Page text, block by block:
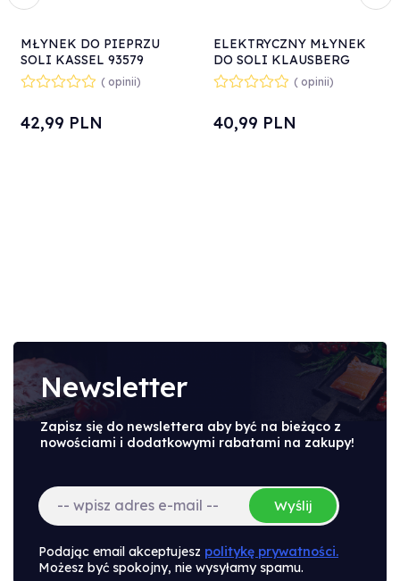
MŁYNEK DO PIEPRZU
SOLI KASSEL 93579
( opinii)
42,99 PLN
ELEKTRYCZNY MŁYNEK
DO SOLI KLAUSBERG
KB-7435
( opinii)
40,99 PLN
Newsletter
Zapisz się do newslettera aby być na bieżąco z
nowościami i dodatkowymi rabatami na zakupy!
Wyślij
Podając email akceptujesz politykę prywatności.
Możesz być spokojny, nie wysyłamy spamu.